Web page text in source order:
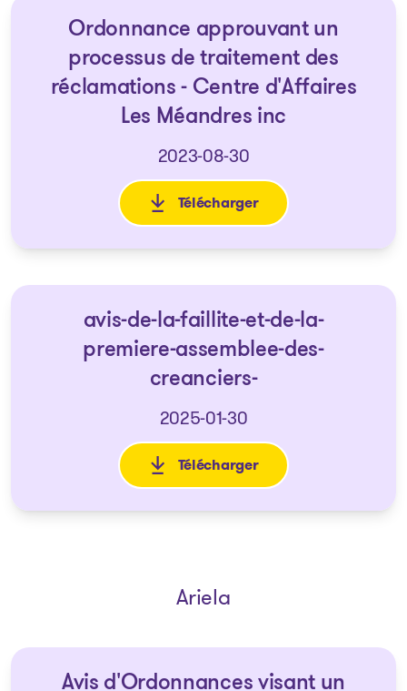
Ordonnance approuvant un
processus de traitement des
réclamations - Centre d'Affaires
Les Méandres inc
2023-08-30
Télécharger
: Ordonnance approuvant un
avis-de-la-faillite-et-de-la-
premiere-assemblee-des-
creanciers-
2025-01-30
Télécharger
: avis-de-la-faillite-et-de-la-
Ariela
Avis d'Ordonnances visant un